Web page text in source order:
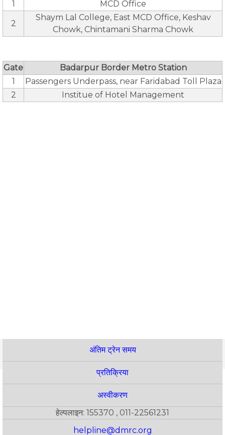
1
MCD Office
2
Shaym Lal College, East MCD Office, Keshav
Chowk, Chintamani Sharma Chowk
Gate
Badarpur Border Metro Station
1
Passengers Underpass, near Faridabad Toll Plaza
2
Institue of Hotel Management
अंतिम ट्रेन समय
प्रतिक्रिया
अस्वीकरण
हेल्पलाइन: 155370 , 011-22561231
helpline@dmrc.org